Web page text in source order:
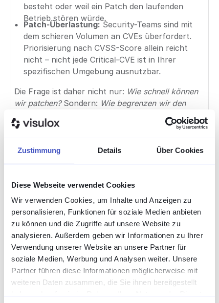
Zustimmung Details Über Cookies
Diese Webseite verwendet Cookies
Wir verwenden Cookies, um Inhalte und Anzeigen zu
personalisieren, Funktionen für soziale Medien anbieten
zu können und die Zugriffe auf unsere Website zu
analysieren. Außerdem geben wir Informationen zu Ihrer
Verwendung unserer Website an unsere Partner für
soziale Medien, Werbung und Analysen weiter. Unsere
Partner führen diese Informationen möglicherweise mit
weiteren Daten zusammen, die Sie ihnen bereitgestellt
besteht oder weil ein Patch den laufenden
Betrieb stören würde.
Patch-Überlastung:Security-Teams sind mit
dem schieren Volumen an CVEs überfordert.
Priorisierung nach CVSS-Score allein reicht
nicht – nicht jede Critical-CVE ist in Ihrer
spezifischen Umgebung ausnutzbar.
Die Frage ist daher nicht nur: Wie schnell können
wir patchen?Sondern: Wie begrenzen wir den
Schaden, wenn eine CVE ausgenutzt wird, bevor
der Patch eingespielt ist?
Mehr zu verwandten
Remote-Desktop-Angriffe
Wie PAM den
Blast Radius
einer CVE
begrenzt